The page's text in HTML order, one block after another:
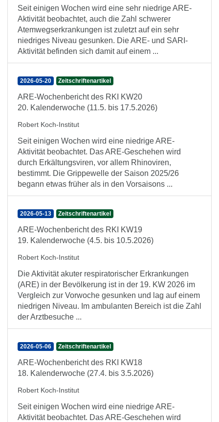
Seit einigen Wochen wird eine sehr niedrige ARE-
Aktivität beobachtet, auch die Zahl schwerer
Atemwegserkrankungen ist zuletzt auf ein sehr
niedriges Niveau gesunken. Die ARE- und SARI-
Aktivität befinden sich damit auf einem ...
2026-05-20 Zeitschriftenartikel
ARE-Wochenbericht des RKI KW20
20. Kalenderwoche (11.5. bis 17.5.2026)
Robert Koch-Institut
Seit einigen Wochen wird eine niedrige ARE-
Aktivität beobachtet. Das ARE-Geschehen wird
durch Erkältungsviren, vor allem Rhinoviren,
bestimmt. Die Grippewelle der Saison 2025/26
begann etwas früher als in den Vorsaisons ...
2026-05-13 Zeitschriftenartikel
ARE-Wochenbericht des RKI KW19
19. Kalenderwoche (4.5. bis 10.5.2026)
Robert Koch-Institut
Die Aktivität akuter respiratorischer Erkrankungen
(ARE) in der Bevölkerung ist in der 19. KW 2026 im
Vergleich zur Vorwoche gesunken und lag auf einem
niedrigen Niveau. Im ambulanten Bereich ist die Zahl
der Arztbesuche ...
2026-05-06 Zeitschriftenartikel
ARE-Wochenbericht des RKI KW18
18. Kalenderwoche (27.4. bis 3.5.2026)
Robert Koch-Institut
Seit einigen Wochen wird eine niedrige ARE-
Aktivität beobachtet. Das ARE-Geschehen wird